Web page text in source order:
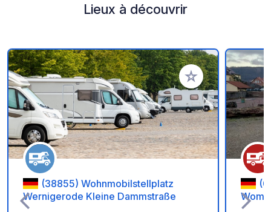
Lieux à découvrir
Ajouter à vos
(38855) Wohnmobilstellplatz
Wernigerode Kleine Dammstraße